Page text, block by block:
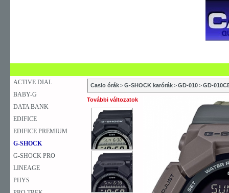
ACTIVE DIAL
BABY-G
DATA BANK
EDIFICE
EDIFICE PREMIUM
G-SHOCK
G-SHOCK PRO
LINEAGE
PHYS
Casio órák>G-SHOCK karórák>GD-010>GD-
További változatok